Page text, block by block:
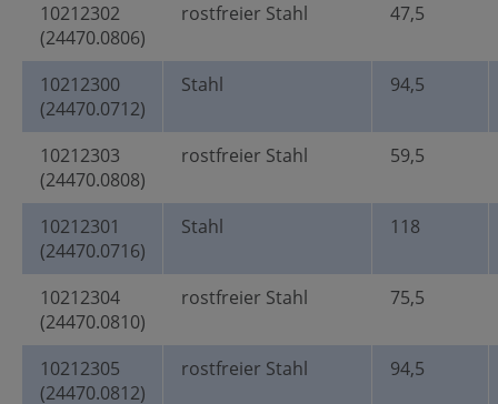
10212302
(24470.0806)
rostfreier Stahl 47,5
10212300
(24470.0712)
Stahl 94,5
10212303
(24470.0808)
rostfreier Stahl 59,5
10212301
(24470.0716)
Stahl 118
10212304
(24470.0810)
rostfreier Stahl 75,5
10212305
(24470.0812)
rostfreier Stahl 94,5